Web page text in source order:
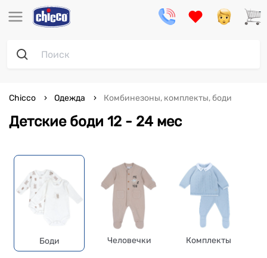
Детские боди 12 - 24 мес
Chicco Одежда Комбинезоны, комплекты, боди
Боди Человечки Комплекты